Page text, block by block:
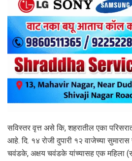
सविस्तर वृत्त असे कि, शहरातील एका
आहे. दि. १४ रोजी दुपारी १२ वाजेच्या
चवंडके, अक्षय चवंडके यांच्यासह एक महिला